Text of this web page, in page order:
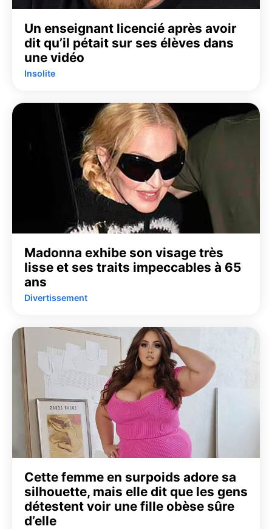
Un enseignant licencié après avoir
dit qu’il pétait sur ses élèves dans
une vidéo
Insolite
Madonna exhibe son visage très
lisse et ses traits impeccables à 65
ans
Divertissement
Cette femme en surpoids adore sa
silhouette, mais elle dit que les gens
détestent voir une fille obèse sûre
d’elle